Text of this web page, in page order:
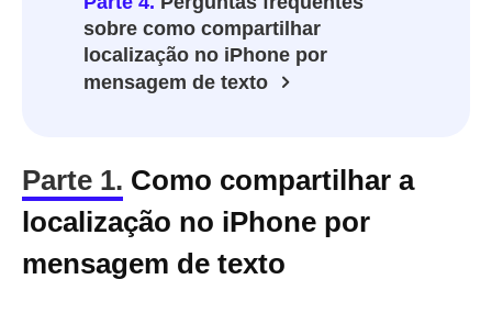
sobre como compartilhar
localização no iPhone por
mensagem de texto
Parte 1. Como compartilhar a
localização no iPhone por
mensagem de texto